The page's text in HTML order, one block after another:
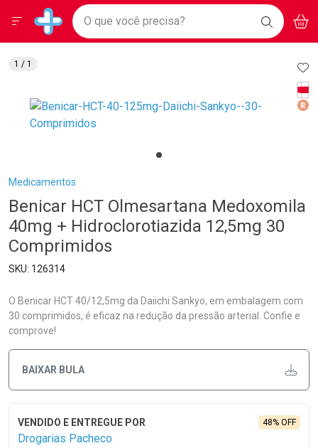
Drogarias Pacheco
Baixe nosso APP e aproveite Ofertas Exclusivas!
BAIXE
O APP
Ir direto para a home
pela página
Ir direto para o conteúdo
Ir direto para a busca
Ir direto para a conta
Ir direto para a notificações
Ir direto para o carrinho
Ir direto para o menu
Faça a sua busca
O que você precisa? BUSCAR
Menu
Breadcrumb
Medicamentos
Benicar HCT Olmesartana Medoxomila
40mg + Hidroclorotiazida 12,5mg 30
Comprimidos
126314
O Benicar HCT 40/12,5mg da Daiichi Sankyo, em embalagem com
30 comprimidos, é eficaz na redução da pressão arterial. Confie e
comprove!
BAIXAR BULA
Drogarias Pacheco
48% OFF
1 / 1